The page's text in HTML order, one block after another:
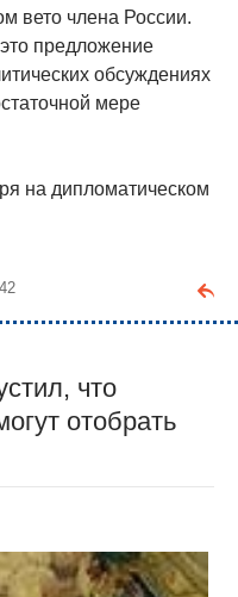
вето члена России.
предложение
обсуждениях
мере
на дипломатическом
что
отобрать